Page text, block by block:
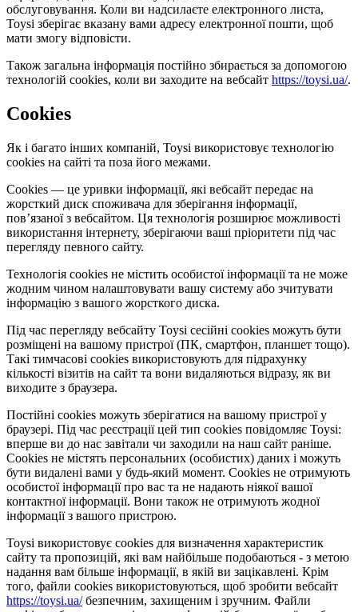
обслуговування. Коли ви надсилаєте електронного листа,
Toysi зберігає вказану вами адресу електронної пошти, щоб
мати змогу відповісти.
Також загальна інформація постійно збирається за допомогою
технологій cookies, коли ви заходите на вебсайт https://toysi.ua/.
Cookies
Як і багато інших компаній, Toysi використовує технологію
cookies на сайті та поза його межами.
Cookies — це уривки інформації, які вебсайт передає на
жорсткий диск споживача для зберігання інформації,
пов’язаної з вебсайтом. Ця технологія розширює можливості
використання інтернету, зберігаючи ваші пріоритети під час
перегляду певного сайту.
Технологія cookies не містить особистої інформації та не може
жодним чином налаштовувати вашу систему або зчитувати
інформацію з вашого жорсткого диска.
Під час перегляду вебсайту Toysi сесійні cookies можуть бути
розміщені на вашому пристрої (ПК, смартфон, планшет тощо).
Такі тимчасові cookies використовують для підрахунку
кількості візитів на сайт та вони видаляються відразу, як ви
виходите з браузера.
Постійні cookies можуть зберігатися на вашому пристрої у
браузері. Під час реєстрації цей тип cookies повідомляє Toysi:
вперше ви до нас завітали чи заходили на наш сайт раніше.
Cookies не містять персональних (особистих) даних і можуть
бути видалені вами у будь-який момент. Сookies не отримують
особистої інформації про вас та не надають ніякої вашої
контактної інформації. Вони також не отримують жодної
інформації з вашого пристрою.
Toysi використовує cookies для визначення характеристик
сайту та пропозицій, які вам найбільше подобаються - з метою
надання вам більше інформації, в якій ви зацікавлені. Крім
того, файли cookies використовуються, щоб зробити вебсайт
https://toysi.ua/безпечним, захищеним і зручним. Файли